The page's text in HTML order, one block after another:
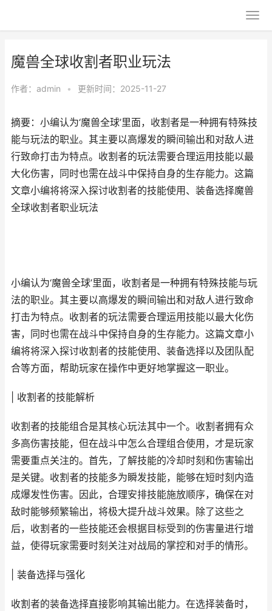
魔兽全球收割者职业玩法
作者： admin • 更新时间：2025-11-27
摘要：小编认为‘魔兽全球’里面，收割者是一种拥有特殊技
能与玩法的职业。其主要以高爆发的瞬间输出和对敌人进
行致命打击为特点。收割者的玩法需要合理运用技能以最
大化伤害，同时也需在战斗中保持自身的生存能力。这篇
文章小编将将深入探讨收割者的技能使用、装备选择魔兽
全球收割者职业玩法
小编认为‘魔兽全球’里面，收割者是一种拥有特殊技能与玩
法的职业。其主要以高爆发的瞬间输出和对敌人进行致命
打击为特点。收割者的玩法需要合理运用技能以最大化伤
害，同时也需在战斗中保持自身的生存能力。这篇文章小
编将将深入探讨收割者的技能使用、装备选择以及团队配
合等方面，帮助玩家在操作中更好地掌握这一职业。
| 收割者的技能解析
收割者的技能组合是其核心玩法其中一个。收割者拥有众
多高伤害技能，但在战斗中怎么合理组合使用，才是玩家
需要重点关注的。首先，了解技能的冷却时刻和伤害输出
是关键。收割者的技能多为瞬发技能，能够在短时刻内造
成爆发性伤害。因此，合理安排技能施放顺序，确保在对
敌时能够频繁输出，将极大提升战斗效果。除了这些之
后，收割者的一些技能还会根据目标受到的伤害量进行增
益，使得玩家需要时刻关注对战局的掌控和对手的情形。
| 装备选择与强化
收割者的装备选择直接影响其输出能力。在选择装备时，